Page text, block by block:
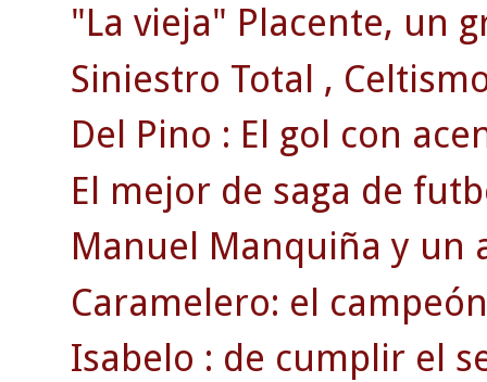
"La vieja" Placente, un
Siniestro Total ,
Del Pino : El gol con
El mejor de saga de
Manuel Manquiña y un
Caramelero: el
Isabelo : de cumplir el